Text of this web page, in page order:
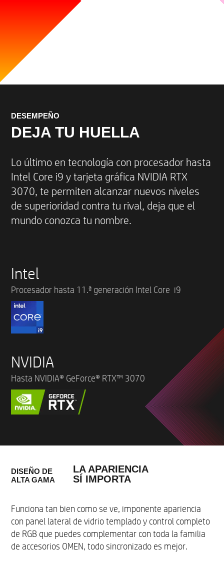
DESEMPEÑO
DEJA TU HUELLA
Lo último en tecnología con procesador hasta
Intel Core i9 y tarjeta gráfica NVIDIA RTX
3070, te permiten alcanzar nuevos niveles
de superioridad contra tu rival, deja que el
mundo conozca tu nombre.
Intel
Procesador hasta 11.ª generación Intel Core i9
NVIDIA
Hasta NVIDIA® GeForce® RTX™ 3070
DISEÑO DE
ALTA GAMA
LA APARIENCIA
SÍ IMPORTA
Funciona tan bien como se ve, imponente apariencia
con panel lateral de vidrio templado y control completo
de RGB que puedes complementar con toda la familia
de accesorios OMEN, todo sincronizado es mejor.